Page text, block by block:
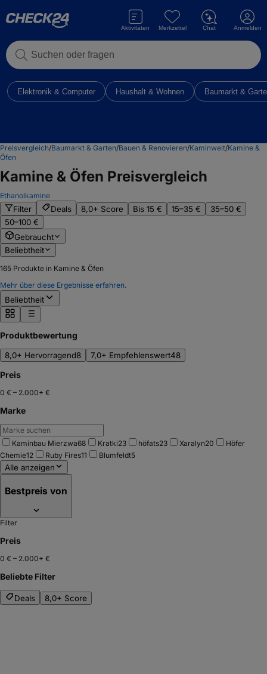
Suchen oder fragen
Aktivitäten Merkzettel Chat Anmelden
Elektronik & Computer Haushalt & Wohnen Baumarkt &
Preisvergleich/Baumarkt & Garten/Bauen & Renovieren/Kaminwelt/Kamine &
Öfen
Kamine & Öfen Preisvergleich
Ethanolkamine
Filter Deals 8,0+ Score Bis 15 € 15–35 €
35–50 €
50–100 €
Gebraucht
Beliebtheit
165 Produkte in Kamine & Öfen
Mehr über diese Ergebnisse erfahren.
Beliebtheit
Produktbewertung
8,0+ Hervorragend8 7,0+ Empfehlenswert48
Preis
0 € – 2.000+ €
Marke
Kaminbau Mierzwa68 Kratki23 höfats23 Xaralyn20
Höfer
Chemie12 Ruby Fires11 Blumfeldt5
Alle anzeigen
Bestpreis von
Filter
Preis
0 € – 2.000+ €
Beliebte Filter
Deals 8,0+ Score